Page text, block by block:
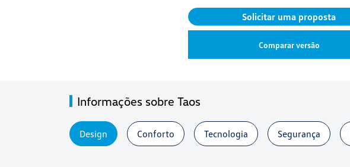
Solicitar uma proposta
Comparar versão
Informações sobre Taos
Design Conforto Tecnologia Segurança